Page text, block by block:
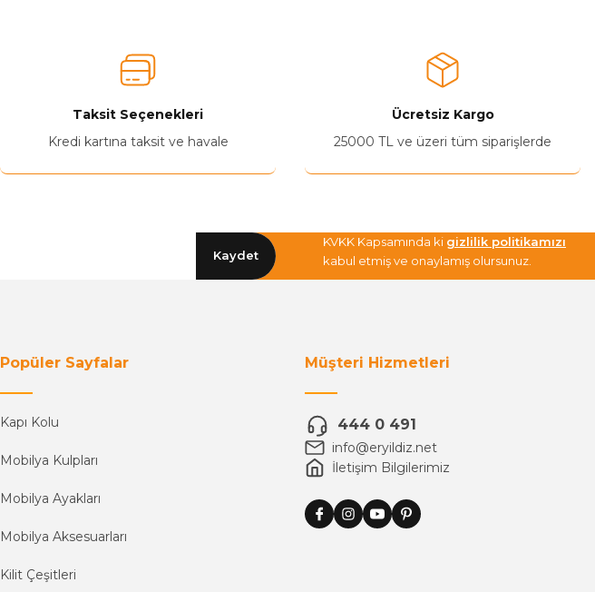
Taksit Seçenekleri
Kredi kartına taksit ve havale
Ücretsiz Kargo
25000 TL ve üzeri tüm siparişlerde
Kaydet
KVKK Kapsamında ki gizlilik politikamızı
kabul etmiş ve onaylamış olursunuz.
Popüler Sayfalar
Kapı Kolu
Mobilya Kulpları
Mobilya Ayakları
Mobilya Aksesuarları
Kilit Çeşitleri
Müşteri Hizmetleri
444 0 491
info@eryildiz.net
İletişim Bilgilerimiz